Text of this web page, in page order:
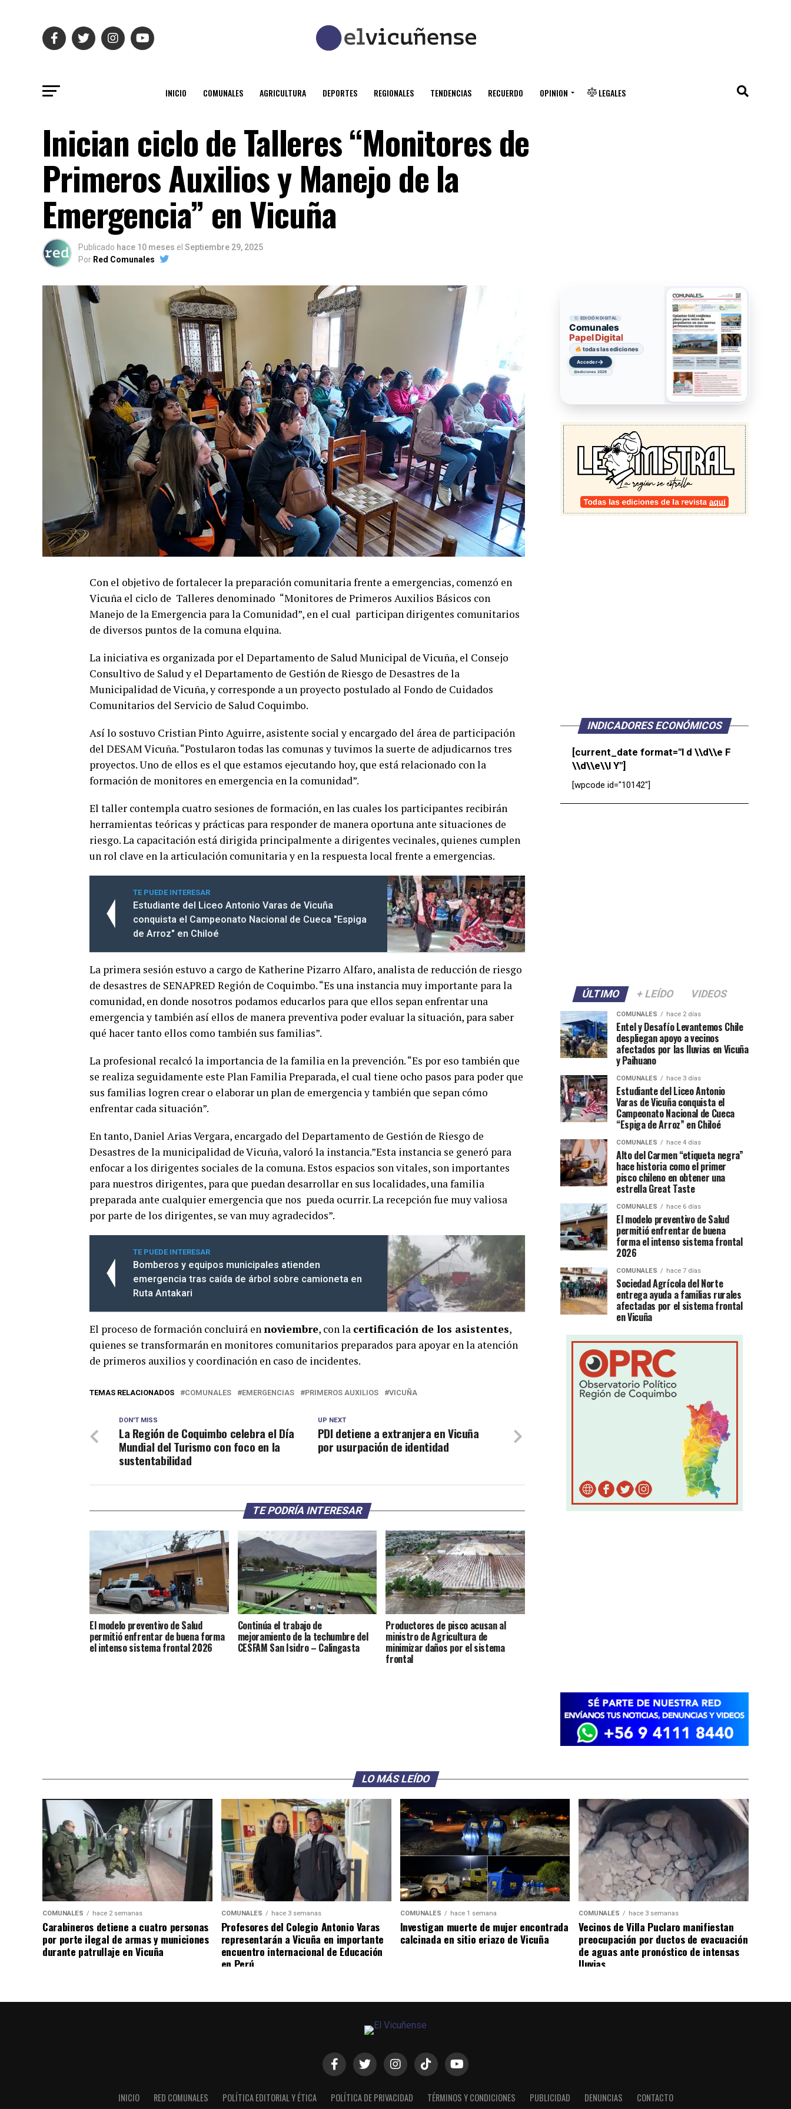
INICIO COMUNALES AGRICULTURA DEPORTES REGIONALES TENDENCIAS RECUERDO OPINION LEGALES
Inician ciclo de Talleres “Monitores de
Primeros Auxilios y Manejo de la
Emergencia” en Vicuña
Publicado hace 10 meses el Septiembre 29, 2025
Por Red Comunales
Con el objetivo de fortalecer la preparación comunitaria frente a emergencias, comenzó en
Vicuña el ciclo de Talleres denominado “Monitores de Primeros Auxilios Básicos con
Manejo de la Emergencia para la Comunidad”, en el cual participan dirigentes comunitarios
de diversos puntos de la comuna elquina.
La iniciativa es organizada por el Departamento de Salud Municipal de Vicuña, el Consejo
Consultivo de Salud y el Departamento de Gestión de Riesgo de Desastres de la
Municipalidad de Vicuña, y corresponde a un proyecto postulado al Fondo de Cuidados
Comunitarios del Servicio de Salud Coquimbo.
Así lo sostuvo Cristian Pinto Aguirre, asistente social y encargado del área de participación
del DESAM Vicuña. “Postularon todas las comunas y tuvimos la suerte de adjudicarnos tres
proyectos. Uno de ellos es el que estamos ejecutando hoy, que está relacionado con la
formación de monitores en emergencia en la comunidad”.
El taller contempla cuatro sesiones de formación, en las cuales los participantes recibirán
herramientas teóricas y prácticas para responder de manera oportuna ante situaciones de
riesgo. La capacitación está dirigida principalmente a dirigentes vecinales, quienes cumplen
un rol clave en la articulación comunitaria y en la respuesta local frente a emergencias.
TE PUEDE INTERESAR
Estudiante del Liceo Antonio Varas de Vicuña
conquista el Campeonato Nacional de Cueca "Espiga
de Arroz" en Chiloé
La primera sesión estuvo a cargo de Katherine Pizarro Alfaro, analista de reducción de riesgo
de desastres de SENAPRED Región de Coquimbo. “Es una instancia muy importante para la
comunidad, en donde nosotros podamos educarlos para que ellos sepan enfrentar una
emergencia y también así ellos de manera preventiva poder evaluar la situación, para saber
qué hacer tanto ellos como también sus familias”.
La profesional recalcó la importancia de la familia en la prevención. “Es por eso también que
se realiza seguidamente este Plan Familia Preparada, el cual tiene ocho pasos para poder que
sus familias logren crear o elaborar un plan de emergencia y también que sepan cómo
enfrentar cada situación”.
En tanto, Daniel Arias Vergara, encargado del Departamento de Gestión de Riesgo de
Desastres de la municipalidad de Vicuña, valoró la instancia.”Esta instancia se generó para
enfocar a los dirigentes sociales de la comuna. Estos espacios son vitales, son importantes
para nuestros dirigentes, para que puedan desarrollar en sus localidades, una familia
preparada ante cualquier emergencia que nos pueda ocurrir. La recepción fue muy valiosa
por parte de los dirigentes, se van muy agradecidos”.
TE PUEDE INTERESAR
Bomberos y equipos municipales atienden
emergencia tras caída de árbol sobre camioneta en
Ruta Antakari
El proceso de formación concluirá ennoviembre, con la certificación de los asistentes,
quienes se transformarán en monitores comunitarios preparados para apoyar en la atención
de primeros auxilios y coordinación en caso de incidentes.
TEMAS RELACIONADOS COMUNALES EMERGENCIAS PRIMEROS AUXILIOS VICUÑA
UP NEXT
PDI detiene a extranjera en Vicuña
por usurpación de identidad
DON'T MISS
La Región de Coquimbo celebra el Día
Mundial del Turismo con foco en la
sustentabilidad
TE PODRÍA INTERESAR
El modelo preventivo de Salud
permitió enfrentar de buena forma
el intenso sistema frontal 2026
Continúa el trabajo de
mejoramiento de la techumbre del
CESFAM San Isidro – Calingasta
Productores de pisco acusan al
ministro de Agricultura de
minimizar daños por el sistema
frontal
EDICIÓN DIGITAL
Comunales
Papel Digital
todas las ediciones
Acceder→
ediciones 2026
INDICADORES ECONÓMICOS
[current_date format="l d \\d\\e F
\\d\\e\\l Y"]
[wpcode id="10142"]
ÚLTIMO + LEÍDO VIDEOS
COMUNALES hace 2 días
Entel y Desafío Levantemos Chile
despliegan apoyo a vecinos
afectados por las lluvias en Vicuña
y Paihuano
COMUNALES hace 3 días
Estudiante del Liceo Antonio
Varas de Vicuña conquista el
Campeonato Nacional de Cueca
“Espiga de Arroz” en Chiloé
COMUNALES hace 4 días
Alto del Carmen “etiqueta negra”
hace historia como el primer
pisco chileno en obtener una
estrella Great Taste
COMUNALES hace 6 días
El modelo preventivo de Salud
permitió enfrentar de buena
forma el intenso sistema frontal
2026
COMUNALES hace 7 días
Sociedad Agrícola del Norte
entrega ayuda a familias rurales
afectadas por el sistema frontal
en Vicuña
LO MÁS LEÍDO
COMUNALES hace 2 semanas
Carabineros detiene a cuatro personas
por porte ilegal de armas y municiones
durante patrullaje en Vicuña
COMUNALES hace 3 semanas
Profesores del Colegio Antonio Varas
representarán a Vicuña en importante
encuentro internacional de Educación
en Perú
COMUNALES hace 1 semana
Investigan muerte de mujer encontrada
calcinada en sitio eriazo de Vicuña
COMUNALES hace 3 semanas
Vecinos de Villa Puclaro manifiestan
preocupación por ductos de evacuación
de aguas ante pronóstico de intensas
lluvias
INICIO RED COMUNALES POLÍTICA EDITORIAL Y ÉTICA POLÍTICA DE PRIVACIDAD TÉRMINOS Y CONDICIONES PUBLICIDAD DENUNCIAS CONTACTO